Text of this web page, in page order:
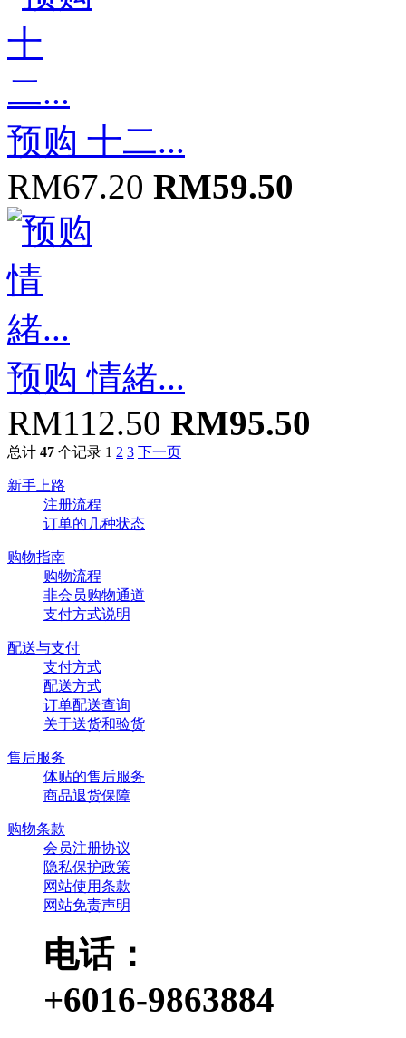
预购 十二...
RM67.20 RM59.50
预购 情緒...
RM112.50 RM95.50
总计 47 个记录 1 2 3 下一页
新手上路
注册流程
订单的几种状态
购物指南
购物流程
非会员购物通道
支付方式说明
配送与支付
支付方式
配送方式
订单配送查询
关于送货和验货
售后服务
体贴的售后服务
商品退货保障
购物条款
会员注册协议
隐私保护政策
网站使用条款
网站免责声明
电话：
+6016-9863884